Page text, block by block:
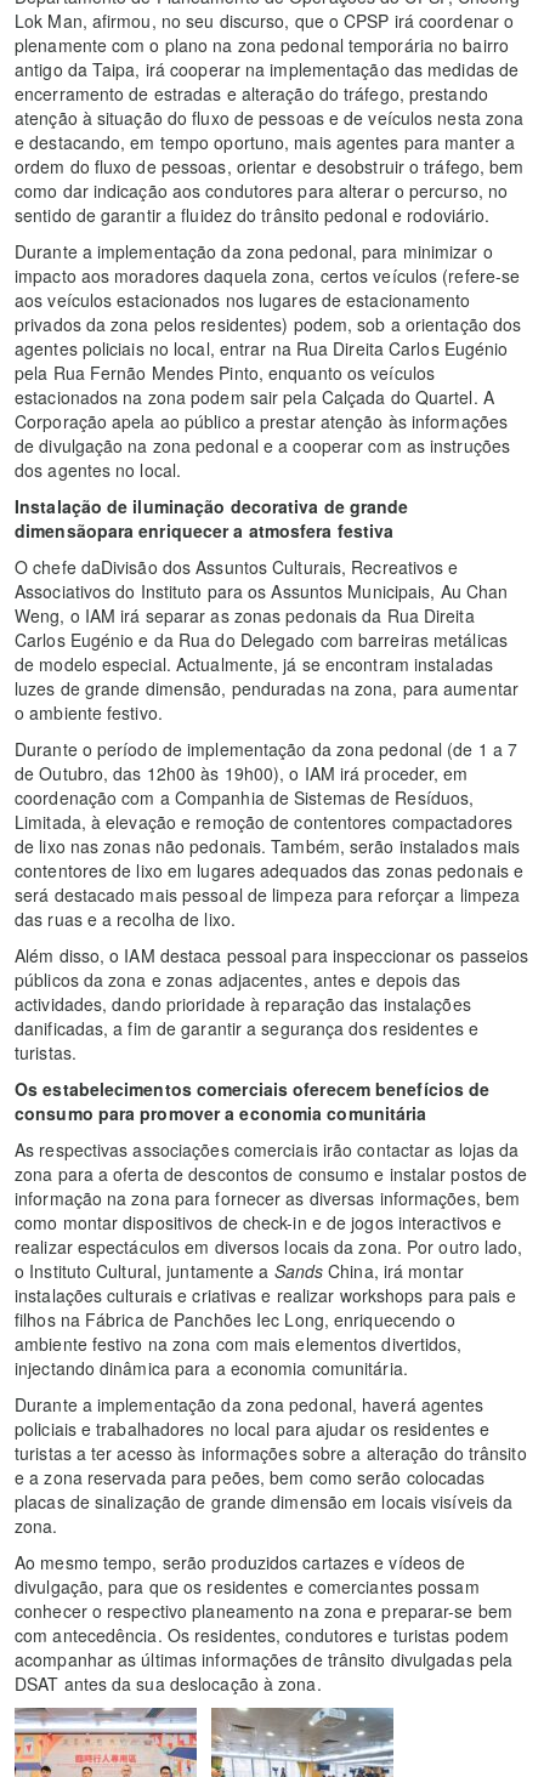
Lok Man, afirmou, no seu discurso, que o CPSP irá coordenar o
plenamente com o plano na zona pedonal temporária no bairro
antigo da Taipa, irá cooperar na implementação das medidas de
encerramento de estradas e alteração do tráfego, prestando
atenção à situação do fluxo de pessoas e de veículos nesta zona
e destacando, em tempo oportuno, mais agentes para manter a
ordem do fluxo de pessoas, orientar e desobstruir o tráfego, bem
como dar indicação aos condutores para alterar o percurso, no
sentido de garantir a fluidez do trânsito pedonal e rodoviário.
Durante a implementação da zona pedonal, para minimizar o
impacto aos moradores daquela zona, certos veículos (refere-se
aos veículos estacionados nos lugares de estacionamento
privados da zona pelos residentes) podem, sob a orientação dos
agentes policiais no local, entrar na Rua Direita Carlos Eugénio
pela Rua Fernão Mendes Pinto, enquanto os veículos
estacionados na zona podem sair pela Calçada do Quartel. A
Corporação apela ao público a prestar atenção às informações
de divulgação na zona pedonal e a cooperar com as instruções
dos agentes no local.
Instalação de iluminação decorativa de grande
dimensãopara enriquecer a atmosfera festiva
O chefe daDivisão dos Assuntos Culturais, Recreativos e
Associativos do Instituto para os Assuntos Municipais, Au Chan
Weng, o IAM irá separar as zonas pedonais da Rua Direita
Carlos Eugénio e da Rua do Delegado com barreiras metálicas
de modelo especial. Actualmente, já se encontram instaladas
luzes de grande dimensão, penduradas na zona, para aumentar
o ambiente festivo.
Durante o período de implementação da zona pedonal (de 1 a 7
de Outubro, das 12h00 às 19h00), o IAM irá proceder, em
coordenação com a Companhia de Sistemas de Resíduos,
Limitada, à elevação e remoção de contentores compactadores
de lixo nas zonas não pedonais. Também, serão instalados mais
contentores de lixo em lugares adequados das zonas pedonais e
será destacado mais pessoal de limpeza para reforçar a limpeza
das ruas e a recolha de lixo.
Além disso, o IAM destaca pessoal para inspeccionar os passeios
públicos da zona e zonas adjacentes, antes e depois das
actividades, dando prioridade à reparação das instalações
danificadas, a fim de garantir a segurança dos residentes e
turistas.
Os estabelecimentos comerciais oferecem benefícios de
consumo para promover a economia comunitária
As respectivas associações comerciais irão contactar as lojas da
zona para a oferta de descontos de consumo e instalar postos de
informação na zona para fornecer as diversas informações, bem
como montar dispositivos de check-in e de jogos interactivos e
realizar espectáculos em diversos locais da zona. Por outro lado,
o Instituto Cultural, juntamente a Sands China, irá montar
instalações culturais e criativas e realizar workshops para pais e
filhos na Fábrica de Panchões Iec Long, enriquecendo o
ambiente festivo na zona com mais elementos divertidos,
injectando dinâmica para a economia comunitária.
Durante a implementação da zona pedonal, haverá agentes
policiais e trabalhadores no local para ajudar os residentes e
turistas a ter acesso às informações sobre a alteração do trânsito
e a zona reservada para peões, bem como serão colocadas
placas de sinalização de grande dimensão em locais visíveis da
zona.
Ao mesmo tempo, serão produzidos cartazes e vídeos de
divulgação, para que os residentes e comerciantes possam
conhecer o respectivo planeamento na zona e preparar-se bem
com antecedência. Os residentes, condutores e turistas podem
acompanhar as últimas informações de trânsito divulgadas pela
DSAT antes da sua deslocação à zona.